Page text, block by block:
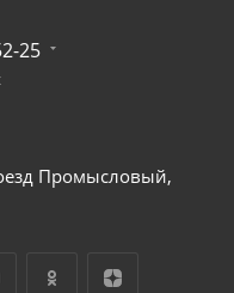
25
Промысловый,